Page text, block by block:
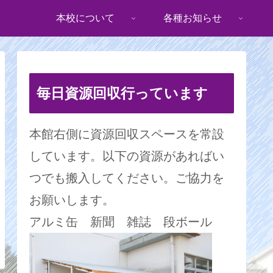
本校について 各種お知らせ
毎日資源回収行っています
本館右側に資源回収スペースを常設
しています。以下の資源があればい
つでも搬入してください。ご協力を
お願いします。
アルミ缶 新聞 雑誌 段ボール